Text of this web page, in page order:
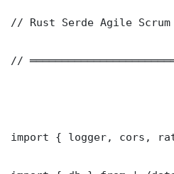
// Rust Serde Agile Scrum
//
import { logger, cors,